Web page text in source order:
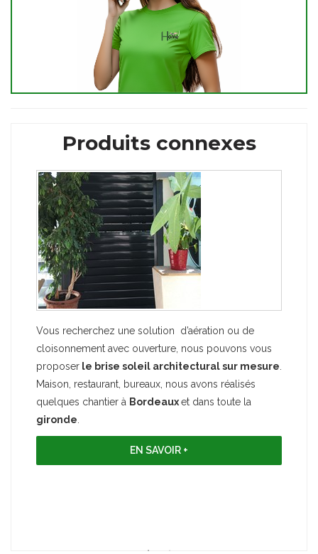
Produits connexes
Vous recherchez une solution d’aération ou de
cloisonnement avec ouverture, nous pouvons vous
proposer le brise soleil architectural sur mesure.
Maison, restaurant, bureaux, nous avons réalisés
quelques chantier à Bordeauxet dans toute la
gironde.
EN SAVOIR +